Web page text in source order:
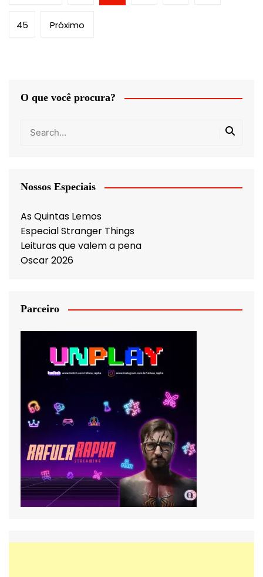
posts
45 Próximo
O que você procura?
Nossos Especiais
As Quintas Lemos
Especial Stranger Things
Leituras que valem a pena
Oscar 2026
Parceiro